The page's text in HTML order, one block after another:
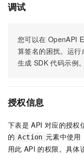
调试
您可以在 OpenAPI
算签名的困扰。运
生成 SDK 代码示例。
授权信息
下表是 API 对应的授权
的 Action 元素中使用
用此 API 的权限。具体